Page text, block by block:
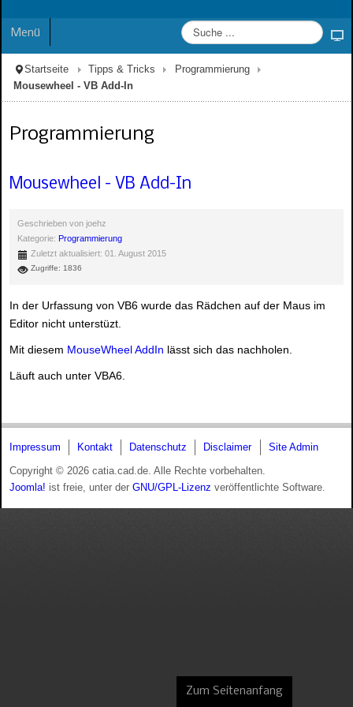
Menü
Startseite Tipps & Tricks
Programmierung
Mousewheel - VB Add-In
Programmierung
Mousewheel - VB Add-In
Geschrieben von joehz
Kategorie: Programmierung
Zuletzt aktualisiert: 01. August 2015
Zugriffe: 1836
In der Urfassung von VB6 wurde das Rädchen auf der Maus im
Editor nicht unterstüzt.
Mit diesem MouseWheel AddIn lässt sich das nachholen.
Läuft auch unter VBA6.
Impressum Kontakt Datenschutz Disclaimer Site Admin
Copyright © 2026 catia.cad.de. Alle Rechte vorbehalten.
Joomla! ist freie, unter der GNU/GPL-Lizenz veröffentlichte Software.
Zum Seitenanfang